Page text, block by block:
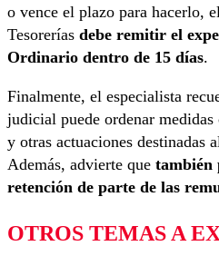
o vence el plazo para hacerlo,
Tesorerías debe remitir el
Ordinario dentro de 15 días.
Finalmente, el especialista
judicial puede ordenar
y otras actuaciones destinadas
Además, advierte que también
retención de parte de las
OTROS TEMAS A